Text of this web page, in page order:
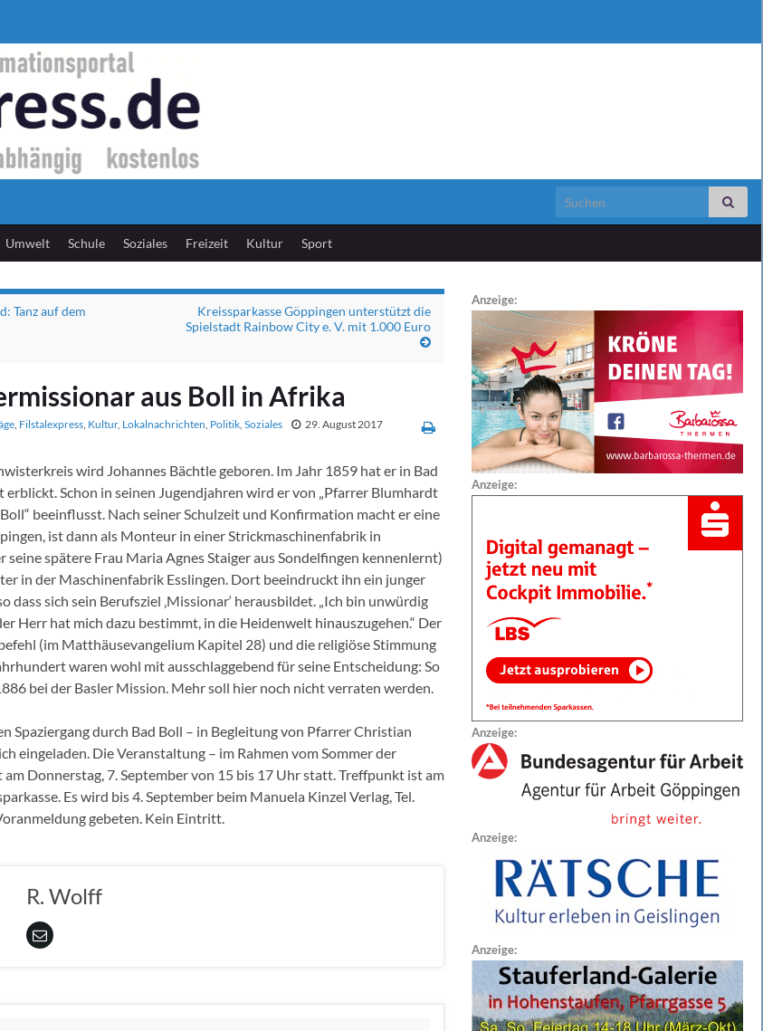
Search for:
Umwelt Schule Soziales Freizeit Kultur Sport
Tanz auf dem
Kreissparkasse Göppingen unterstützt die
Spielstadt Rainbow City e. V. mit 1.000 Euro
aus Boll in Afrika
, Filstalexpress, Kultur, Lokalnachrichten, Politik, Soziales 29. August 2017
wird Johannes Bächtle geboren. Im Jahr 1859 hat er in Bad
erblickt. Schon in seinen Jugendjahren wird er von „Pfarrer Blumhardt
beeinflusst. Nach seiner Schulzeit und Konfirmation macht er eine
ist dann als Monteur in einer Strickmaschinenfabrik in
seine spätere Frau Maria Agnes Staiger aus Sondelfingen kennenlernt)
in der Maschinenfabrik Esslingen. Dort beeindruckt ihn ein junger
dass sich sein Berufsziel ‚Missionar‘ herausbildet. „Ich bin unwürdig
Herr hat mich dazu bestimmt, in die Heidenwelt hinauszugehen.“ Der
(im Matthäusevangelium Kapitel 28) und die religiöse Stimmung
waren wohl mit ausschlaggebend für seine Entscheidung: So
bei der Basler Mission. Mehr soll hier noch nicht verraten werden.
Spaziergang durch Bad Boll – in Begleitung von Pfarrer Christian
eingeladen. Die Veranstaltung – im Rahmen vom Sommer der
Donnerstag, 7. September von 15 bis 17 Uhr statt. Treffpunkt ist am
Es wird bis 4. September beim Manuela Kinzel Verlag, Tel.
gebeten. Kein Eintritt.
R. Wolff
Anzeige:
Anzeige:
Anzeige:
Anzeige:
Anzeige: